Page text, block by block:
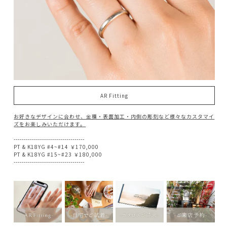
AR Fitting
お好きなデザインに合わせ、金種・表面加工・内側の彫刻など様々なカスタマイ
ズをお楽しみいただけます。
-----------------------------------
PT & K18YG #4~#14 ￥170,000
PT & K18YG #15~#23 ￥180,000
-----------------------------------